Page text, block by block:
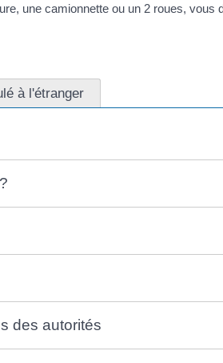
une camionnette ou un 2 roues,
à l'étranger
des autorités